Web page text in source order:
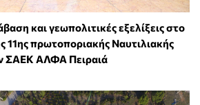
και γεωπολιτικές εξελίξεις στο
11ης πρωτοποριακής Ναυτιλιακής
ΣΑΕΚ ΑΛΦΑ Πειραιά